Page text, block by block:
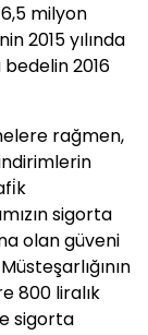
milyon
2015 yılında
2016
rağmen,
sigorta
olan güveni
800 liralık
sigorta